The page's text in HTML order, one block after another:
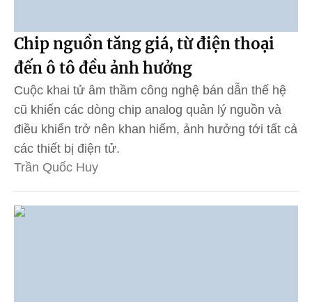
Chip nguồn tăng giá, từ điện thoại
đến ô tô đều ảnh hưởng
Cuộc khai tử âm thầm công nghệ bán dẫn thế hệ
cũ khiến các dòng chip analog quản lý nguồn và
điều khiển trở nên khan hiếm, ảnh hưởng tới tất cả
các thiết bị điện tử.
Trần Quốc Huy